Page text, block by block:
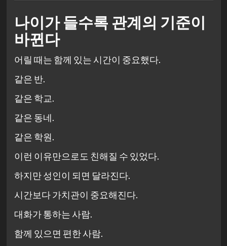
나이가 들수록 관계의 기준이
바뀐다
어릴 때는 함께 있는 시간이 중요했다.
같은 반.
같은 학교.
같은 동네.
같은 학원.
이런 이유만으로도 친해질 수 있었다.
하지만 성인이 되면 달라진다.
시간보다 가치관이 중요해진다.
대화가 통하는 사람.
함께 있으면 편한 사람.